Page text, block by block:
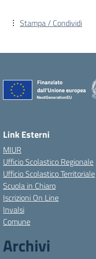
Stampa / Condividi
Link Esterni
MIUR
Ufficio Scolastico Regionale
Ufficio Scolastico Territoriale
Scuola in Chiaro
Iscrizioni On Line
Invalsi
Comune
Archivi